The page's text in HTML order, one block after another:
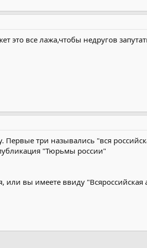
это все лажа,чтобы недругов
три назывались "вся
"Тюрьмы россии"
или вы имеете ввиду "Всяроссийская